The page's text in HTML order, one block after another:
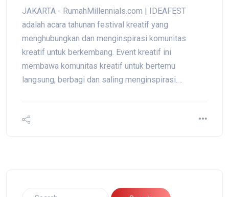
JAKARTA - RumahMillennials.com | IDEAFEST
adalah acara tahunan festival kreatif yang
menghubungkan dan menginspirasi komunitas
kreatif untuk berkembang. Event kreatif ini
membawa komunitas kreatif untuk bertemu
langsung, berbagi dan saling menginspirasi.…